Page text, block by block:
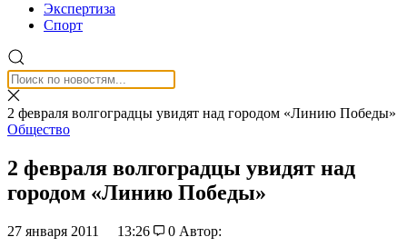
Экспертиза
Спорт
2 февраля волгоградцы увидят над городом «Линию Победы»
Общество
2 февраля волгоградцы увидят над
городом «Линию Победы»
27 января 2011 13:26 0 Автор: